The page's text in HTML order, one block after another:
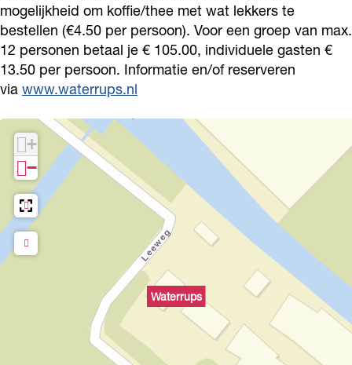
p
s
r
u
p
s
r
u
p
s
mogelijkheid om koffie/thee met wat lekkers te
bestellen (€4.50 per persoon). Voor een groep van max.
12 personen betaal je € 105.00, individuele gasten €
13.50 per persoon. Informatie en/of reserveren
via www.waterrups.nl
Waterrups
+
−